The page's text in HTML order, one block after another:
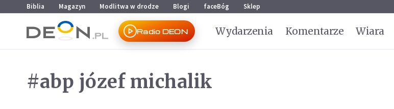
Przejdź do menu głównego
Przejdź do treści
Biblia Magazyn Modlitwa w drodze Blogi faceBóg Sklep
Radio DEON Wydarzenia Komentarze Wiara
#abp józef michalik